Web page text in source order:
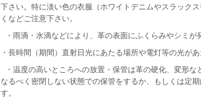
下さい。特に淡い色の衣服（ホワイトデニムやスラック
くなどご注意下さい。
・雨滴・水滴などにより、革の表面にふくらみやシミが
・長時間（期間）直射日光にあたる場所や電灯等の光が
・温度の高いところへの放置・保管は革の硬化、変形
なるべく密閉しない状態での保管をするか、もしくは定
す。